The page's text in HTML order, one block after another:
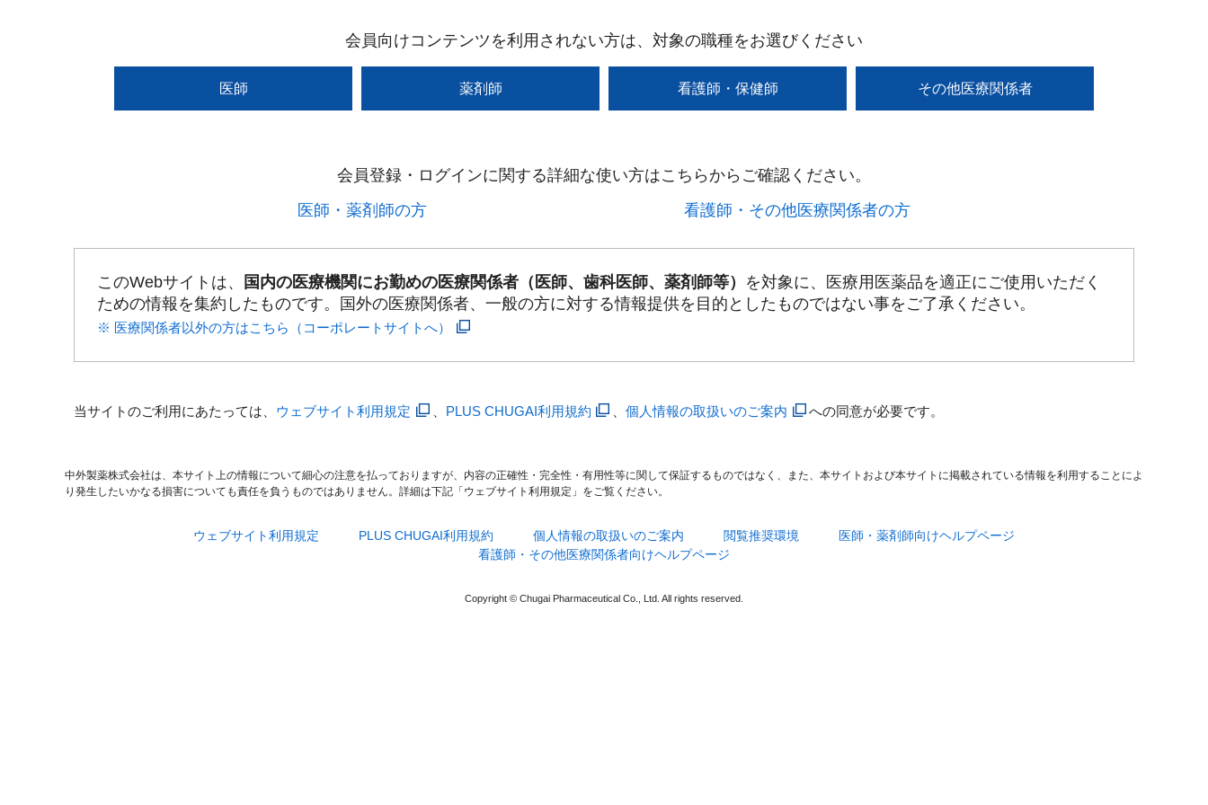
会員向けコンテンツを利用されない方は、対象の職種をお選びください
医師 薬剤師 看護師・保健師 その他医療関係者
会員登録・ログインに関する詳細な使い方はこちらからご確認ください。​
医師・薬剤師の方​
看護師・その他医療関係者の方​
このWebサイトは、 国内の医療機関にお勤めの医療関係者（医師、歯科医師、薬剤師等） を対象に、医療用医薬品を適正にご使用いただく
ための情報を集約したものです。国外の医療関係者、一般の方に対する情報提供を目的としたものではない事をご了承ください。
※ 医療関係者以外の方はこちら（コーポレートサイトへ）
当サイトのご利用にあたっては、 ウェブサイト利用規定 PLUS CHUGAI利用規約 、個人情報の取扱いのご案内 への同意が必要です。
中外製薬株式会社は、本サイト上の情報について細心の注意を払っておりますが、内容の正確性・完全性・有用性等に関して保証するものではなく、また、本サイトおよび本サイトに掲載されている情報を利用することによ
り発生したいかなる損害についても責任を負うものではありません。詳細は下記「ウェブサイト利用規定」をご覧ください。
ウェブサイト利用規定 PLUS CHUGAI利用規約 個人情報の取扱いのご案内 閲覧推奨環境
医師・薬剤師向けヘルプページ
看護師・その他医療関係者向けヘルプページ
Copyright © Chugai Pharmaceutical Co., Ltd. All rights reserved.